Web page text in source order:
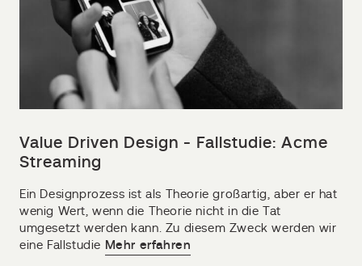
Value Driven Design - Fallstudie: Acme
Streaming
Ein Designprozess ist als Theorie großartig, aber er hat
wenig Wert, wenn die Theorie nicht in die Tat
umgesetzt werden kann. Zu diesem Zweck werden wir
eine Fallstudie Mehr erfahren